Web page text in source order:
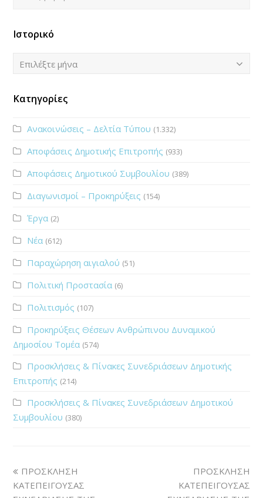
Ιστορικό
Ιστορικό
Επιλέξτε μήνα
Κατηγορίες
Ανακοινώσεις – Δελτία Τύπου (1.332)
Αποφάσεις Δημοτικής Επιτροπής (933)
Αποφάσεις Δημοτικού Συμβουλίου (389)
Διαγωνισμοί – Προκηρύξεις (154)
Έργα (2)
Νέα (612)
Παραχώρηση αιγιαλού (51)
Πολιτική Προστασία (6)
Πολιτισμός (107)
Προκηρύξεις Θέσεων Ανθρώπινου Δυναμικού
Δημοσίου Τομέα (574)
Προσκλήσεις & Πίνακες Συνεδριάσεων Δημοτικής
Επιτροπής (214)
Προσκλήσεις & Πίνακες Συνεδριάσεων Δημοτικού
Συμβουλίου (380)
ΠΡΟΣΚΛΗΣΗ
ΚΑΤΕΠΕΙΓΟΥΣΑΣ
ΠΡΟΣΚΛΗΣΗ
ΚΑΤΕΠΕΙΓΟΥΣΑΣ